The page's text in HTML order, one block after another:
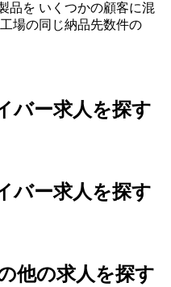
品を いくつかの顧客に混
場の同じ納品先数件の
バー求人を探す
バー求人を探す
他の求人を探す